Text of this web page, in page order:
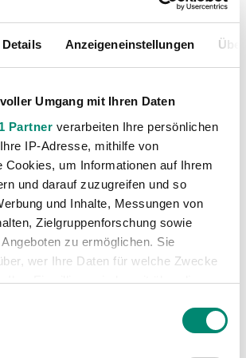
Details Anzeigeneinstellungen
Umgang mit Ihren Daten
Partner verarbeiten Ihre persönlichen
IP-Adresse, mithilfe von
Cookies, um Informationen auf Ihrem
und darauf zuzugreifen und so
und Inhalte, Messungen von
Zielgruppenforschung sowie
zu ermöglichen. Sie
wer Ihre Daten für welche Zwecke
Ihre Einwilligung jederzeit über die
oder widerrufen
(605)
(74)